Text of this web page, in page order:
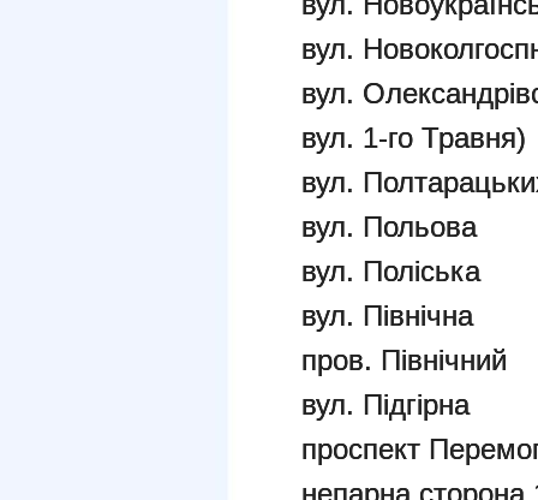
вул.
вул.
вул. 1-го Травня)
вул.
вул. Польова
вул. Поліська
вул. Північна
пров. Північний
вул. Підгірна
проспект
непарна сторона